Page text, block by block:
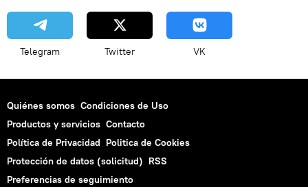
Telegram Twitter VK
Quiénes somos Condiciones de Uso
Productos y servicios Contacto
Política de Privacidad Politica de Cookies
Protección de datos (solicitud) RSS
Preferencias de seguimiento